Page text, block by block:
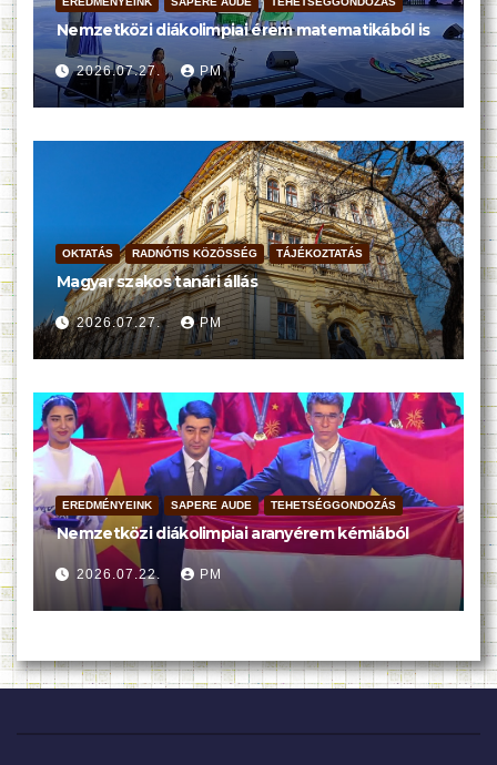
Nemzetközi diákolimpiai érem matematikából is
2026.07.27. PM
OKTATÁS RADNÓTIS KÖZÖSSÉG TÁJÉKOZTATÁS
Magyar szakos tanári állás
2026.07.27. PM
EREDMÉNYEINK SAPERE AUDE TEHETSÉGGONDOZÁS
Nemzetközi diákolimpiai aranyérem kémiából
2026.07.22. PM